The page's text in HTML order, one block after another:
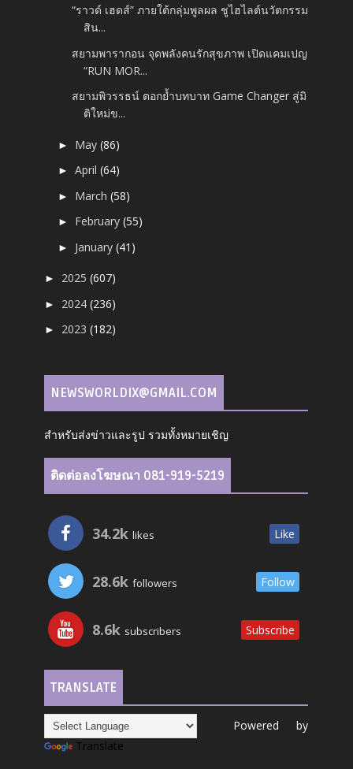
“ราวด์ เฮดส์” ภายใต้กลุ่มพูลผล ชูไฮไลต์นวัตกรรม
สิน...
สยามพารากอน จุดพลังคนรักสุขภาพ เปิดแคมเปญ
“RUN MOR...
สยามพิวรรธน์ ตอกย้ำบทบาท Game Changer สู่มิ
ติใหม่ข...
► May(86)
►April(64)
► March(58)
► February(55)
► January(41)
► 2025(607)
► 2024(236)
► 2023(182)
NEWSWORLDIX@GMAIL.COM
สำหรับส่งข่าวและรูป รวมทั้งหมายเชิญ
ติดต่อลงโฆษณา 081-919-5219
34.2k likes Like
28.6k followers Follow
8.6k subscribers Subscribe
TRANSLATE
Powered by
Translate